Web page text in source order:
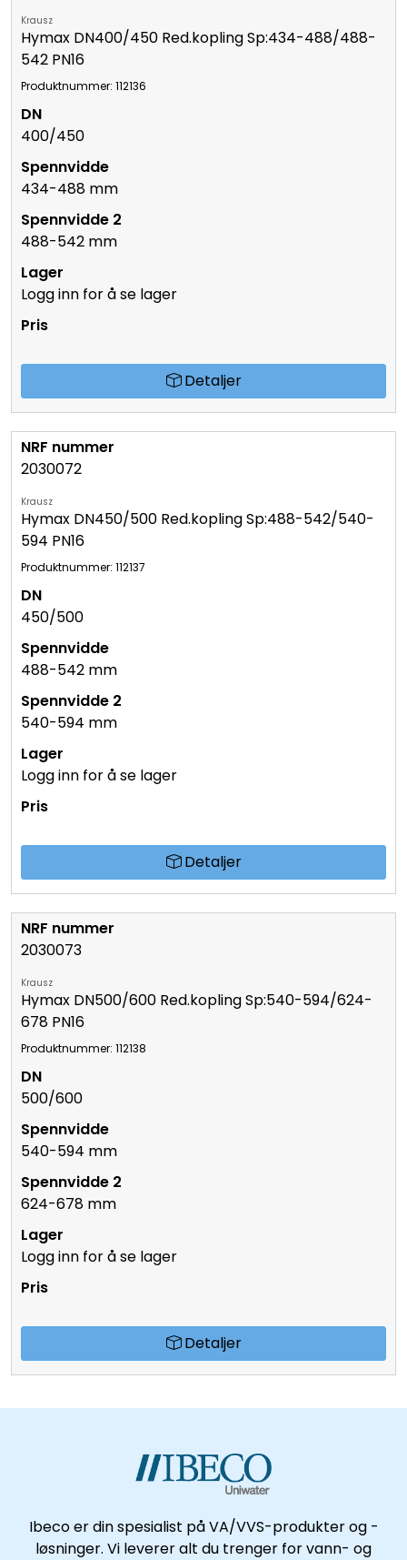
Krausz
Hymax DN400/450 Red.kopling Sp:434-488/488-
542 PN16
Produktnummer: 112136
400/450
434-488 mm
488-542 mm
Logg inn for å se lager
Detaljer
2030072
Krausz
Hymax DN450/500 Red.kopling Sp:488-542/540-
594 PN16
Produktnummer: 112137
450/500
488-542 mm
540-594 mm
Logg inn for å se lager
Detaljer
2030073
Krausz
Hymax DN500/600 Red.kopling Sp:540-594/624-
678 PN16
Produktnummer: 112138
500/600
540-594 mm
624-678 mm
Logg inn for å se lager
Detaljer
Ibeco er din spesialist på VA/VVS-produkter og -
løsninger. Vi leverer alt du trenger for vann- og